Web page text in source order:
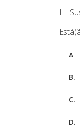
III.
A.
B.
C.
D.